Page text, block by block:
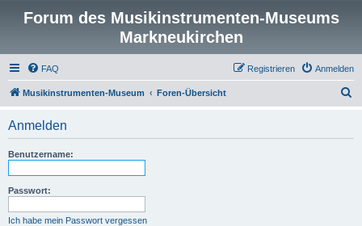
Forum des Musikinstrumenten-Museums
Markneukirchen
FAQ Anmelden
Registrieren
Musikinstrumenten-Museum Foren-Übersicht
Anmelden
Benutzername:
Passwort:
Ich habe mein Passwort vergessen